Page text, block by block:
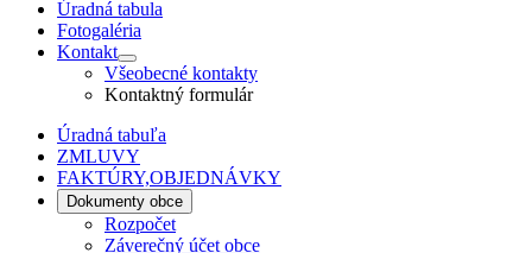
Úradná tabula
Fotogaléria
Kontakt
Všeobecné kontakty
Kontaktný formulár
Úradná tabuľa
ZMLUVY
FAKTÚRY,OBJEDNÁVKY
Dokumenty obce
Rozpočet
Záverečný účet obce